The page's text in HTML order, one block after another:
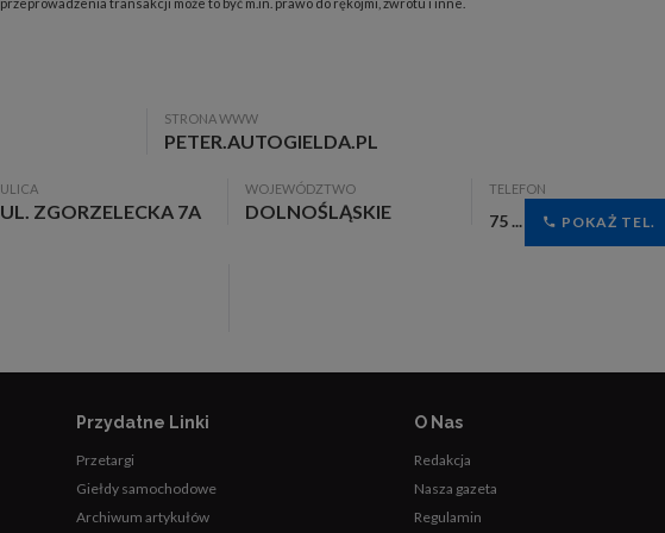
STRONA WWW
PETER.AUTOGIELDA.PL
ULICA
UL. ZGORZELECKA 7A
WOJEWÓDZTWO
DOLNOŚLĄSKIE
TELEFON
75 ... POKAŻ TEL.
Przydatne Linki
Przetargi
Giełdy samochodowe
Archiwum artykułów
O Nas
Redakcja
Nasza gazeta
Regulamin